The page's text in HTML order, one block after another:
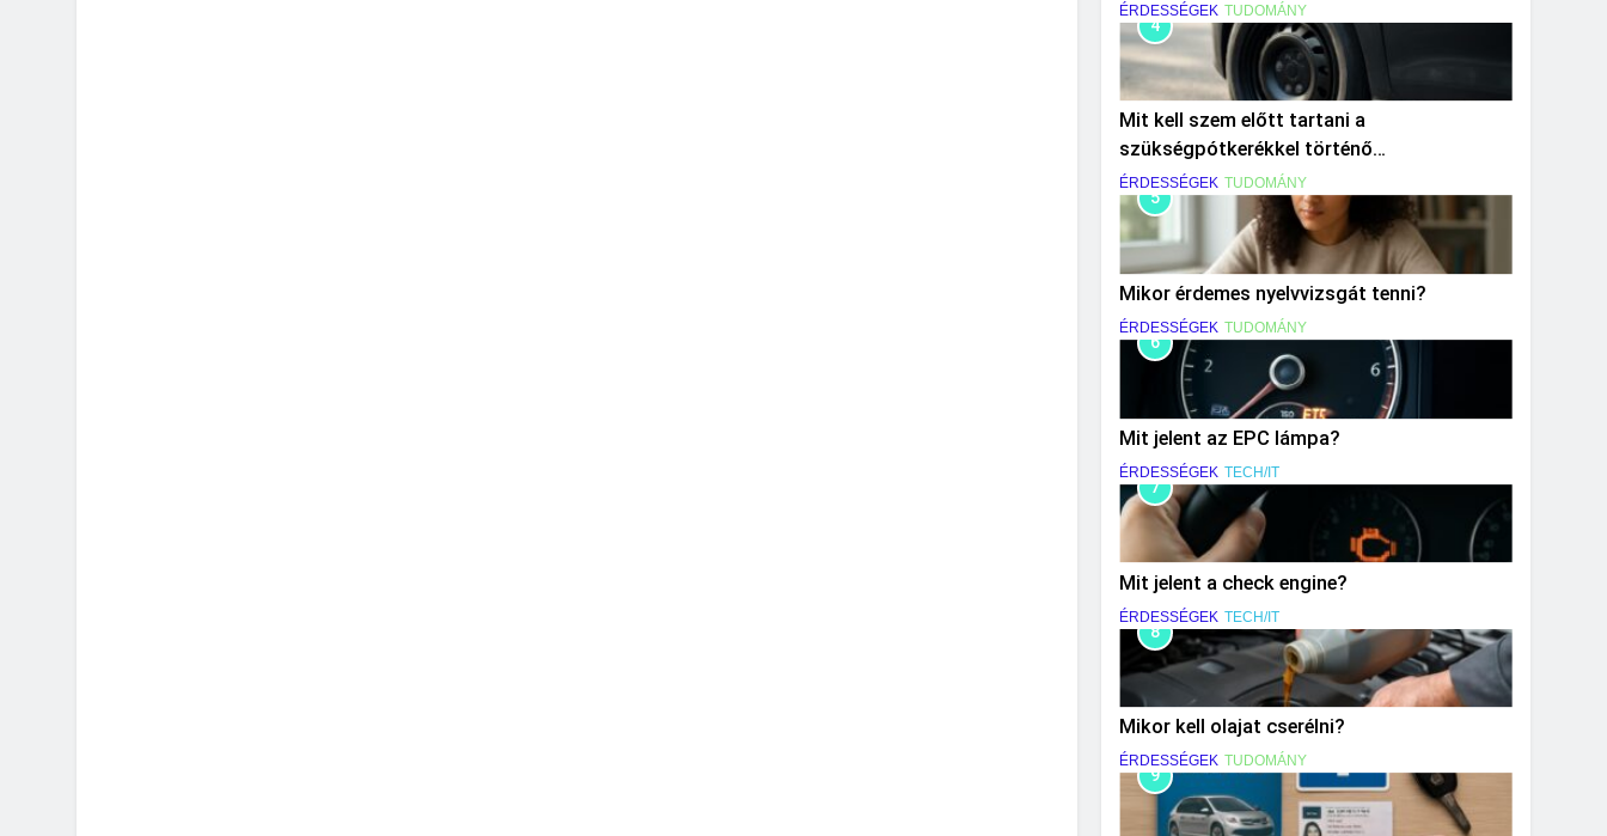
ÉRDESSÉGEK TUDOMÁNY
4
Mit kell szem előtt tartani a
szükségpótkerékkel történő
közlekedéskor?
ÉRDESSÉGEK TUDOMÁNY
5
Mikor érdemes nyelvvizsgát tenni?
ÉRDESSÉGEK TUDOMÁNY
6
Mit jelent az EPC lámpa?
ÉRDESSÉGEK TECH/IT
7
Mit jelent a check engine?
ÉRDESSÉGEK TECH/IT
8
Mikor kell olajat cserélni?
ÉRDESSÉGEK TUDOMÁNY
9